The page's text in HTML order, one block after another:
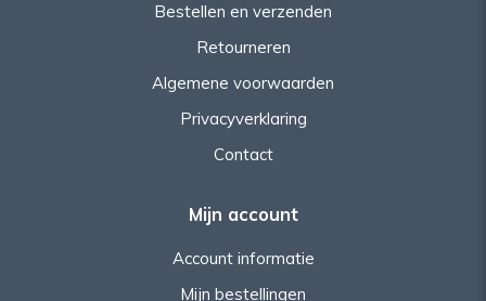
Bestellen en verzenden
Retourneren
Algemene voorwaarden
Privacyverklaring
Contact
Mijn account
Account informatie
Mijn bestellingen